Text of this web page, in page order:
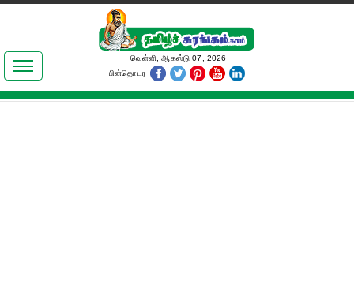
இலக்கியங்கள்
தமிழ் உலகம்
வெள்ளி, ஆகஸ்டு 07, 2026
பின்தொடர